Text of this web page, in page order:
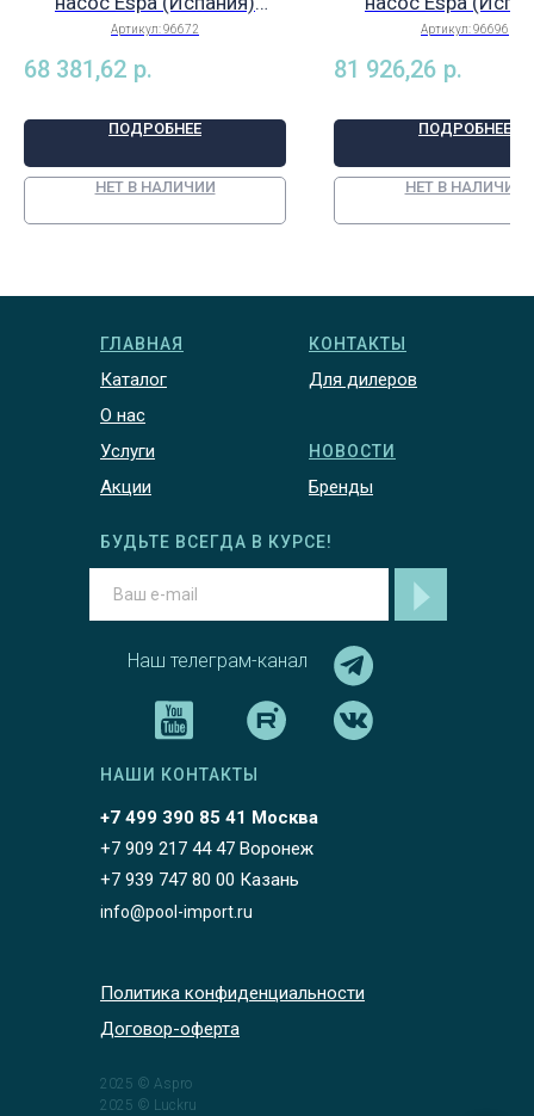
DRAINEX 202 400 50
000312/STD, арт. 96672
Артикул:96672
68 381,62 р.
ПОДРОБНЕЕ
НЕТ В НАЛИЧИИ
DRAINEX 301M A
000311/STD, арт.
Артикул:96696
81 926,26 р.
ПОДРОБНЕЕ
НЕТ В НАЛИЧИИ
ГЛАВНАЯ
Каталог
О нас
Услуги
Акции
КОНТАКТЫ
Для дилеров
НОВОСТИ
Бренды
2025 © Aspro
2025 © Luckru
Наш телеграм-канал
БУДЬТЕ ВСЕГДА В КУРСЕ!
+7 499 390 85 41 Москва
НАШИ КОНТАКТЫ
+7 909 217 44 47 Воронеж
+7 939 747 80 00 Казань
info@pool-import.ru
Политика конфиденциальности
Договор-оферта